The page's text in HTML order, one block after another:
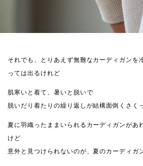
それでも、とりあえず無難なカーディガンを
っては出るけれど
肌寒いと着て、暑いと脱いで
脱いだり着たりの繰り返しが結構面倒くさく
夏に羽織ったままいられるカーディガンが
けど
意外と見つけられないのが、夏のカーディガ